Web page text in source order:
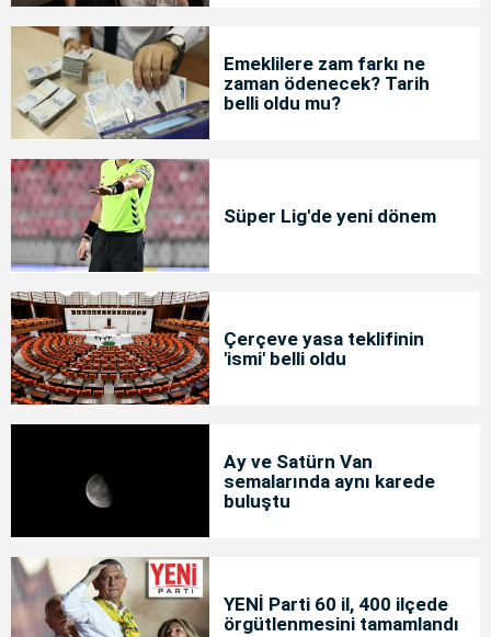
Emeklilere zam farkı ne
zaman ödenecek? Tarih
belli oldu mu?
Süper Lig'de yeni dönem
Çerçeve yasa teklifinin
'ismi' belli oldu
Ay ve Satürn Van
semalarında aynı karede
buluştu
YENİ Parti 60 il, 400 ilçede
örgütlenmesini tamamlandı